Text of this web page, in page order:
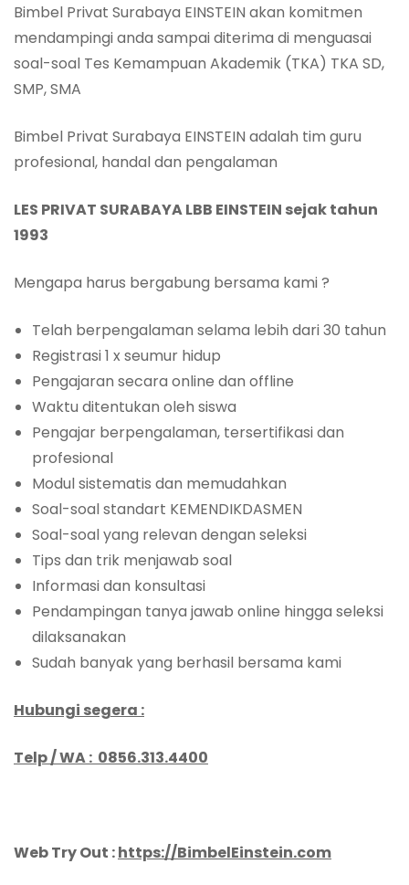
Bimbel Privat Surabaya EINSTEIN akan komitmen
mendampingi anda sampai diterima di menguasai
soal-soal Tes Kemampuan Akademik (TKA) TKA SD,
SMP, SMA
Bimbel Privat Surabaya EINSTEIN adalah tim guru
profesional, handal dan pengalaman
LES PRIVAT SURABAYA LBB EINSTEIN sejak tahun
1993
Mengapa harus bergabung bersama kami ?
Telah berpengalaman selama lebih dari 30 tahun
Registrasi 1 x seumur hidup
Pengajaran secara online dan offline
Waktu ditentukan oleh siswa
Pengajar berpengalaman, tersertifikasi dan
profesional
Modul sistematis dan memudahkan
Soal-soal standart KEMENDIKDASMEN
Soal-soal yang relevan dengan seleksi
Tips dan trik menjawab soal
Informasi dan konsultasi
Pendampingan tanya jawab online hingga seleksi
dilaksanakan
Sudah banyak yang berhasil bersama kami
Hubungi segera :
Telp / WA : 0856.313.4400
Web Try Out :https://BimbelEinstein.com